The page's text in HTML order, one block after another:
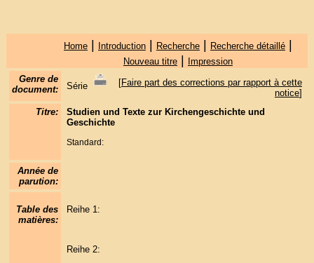
Home| Introduction| Recherche| Recherche détaillé|
Nouveau titre|
Impression
Genre de
document:
Série [Faire part des corrections par rapport à cette
notice]
Titre:
Studien und Texte zur Kirchengeschichte und
Geschichte
Standard:
Année de
parution:
Table des
matières:
Reihe 1:
Reihe 2: